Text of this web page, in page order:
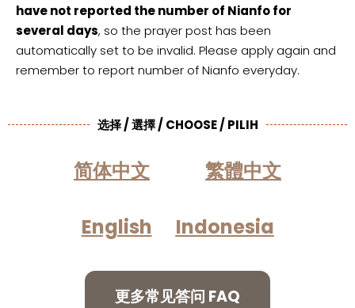
have not reported the number of Nianfo for
several days, so the prayer post has been
automatically set to be invalid. Please apply again and
remember to report number of Nianfo everyday.
选择 / 選擇 / CHOOSE / PILIH
简体中文 繁體中文
English Indonesia
更多常见答问 FAQ